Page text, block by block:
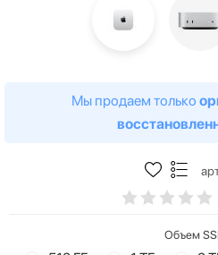
Мы продаем только
Объем